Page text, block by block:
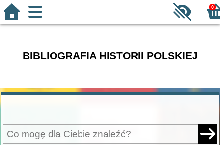
0
BIBLIOGRAFIA HISTORII POLSKIEJ